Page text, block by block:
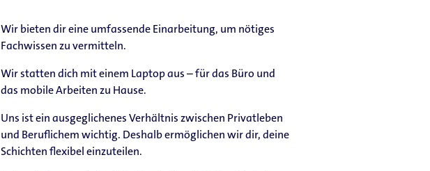
Wir bieten dir eine umfassende Einarbeitung, um nötiges
Fachwissen zu vermitteln.
Wir statten dich mit einem Laptop aus – für das Büro und
das mobile Arbeiten zu Hause.
Uns ist ein ausgeglichenes Verhältnis zwischen Privatleben
und Beruflichem wichtig. Deshalb ermöglichen wir dir, deine
Schichten flexibel einzuteilen.